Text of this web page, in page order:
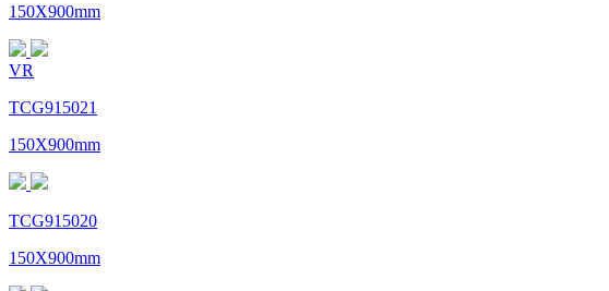
150X900mm
VR
TCG915021
150X900mm
TCG915020
150X900mm